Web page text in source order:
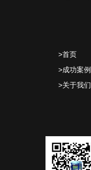
>首页
>成功案例
>关于我们